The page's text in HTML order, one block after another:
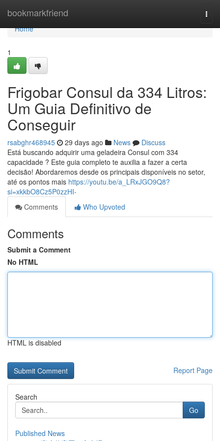
bookmarkfriend
Home
Home
1
Frigobar Consul da 334 Litros:
Um Guia Definitivo de
Conseguir
rsabghr468945 29 days ago News
Discuss
Está buscando adquirir uma geladeira Consul com 334
capacidade ? Este guia completo te auxilia a fazer a certa
decisão! Abordaremos desde os principais disponíveis no setor,
até os pontos mais https://youtu.be/a_LRxJGO9Q8?
si=xkkbO8Cz5P0zzHI-
Comments
Who Upvoted
Comments
Submit a Comment
No HTML
HTML is disabled
Report Page
Search
Go
Published News